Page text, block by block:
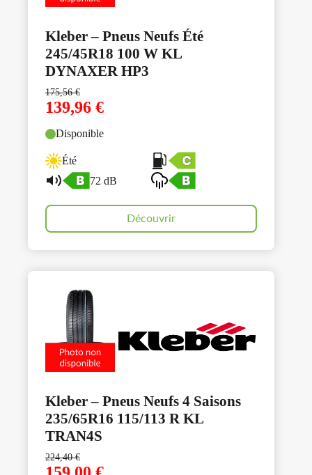
Kleber – Pneus Neufs Été
245/45R18 100 W KL
DYNAXER HP3
175,56€
139,96 €
Disponible
Été
72 dB
Découvrir
Kleber – Pneus Neufs 4 Saisons
235/65R16 115/113 R KL
TRAN4S
224,40€